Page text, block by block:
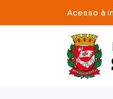
Pular para oAcesso à